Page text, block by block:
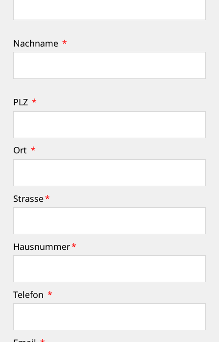
Nachname *
PLZ *
Ort *
Strasse*
Hausnummer*
Telefon *